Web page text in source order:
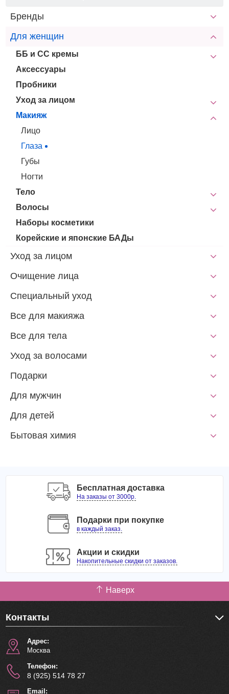
Бренды
Для женщин
ББ и СС кремы
Аксессуары
Пробники
Уход за лицом
Макияж
Лицо
Глаза
Губы
Ногти
Тело
Волосы
Наборы косметики
Корейские и японские БАДы
Уход за лицом
Очищение лица
Специальный уход
Все для макияжа
Все для тела
Уход за волосами
Подарки
Для мужчин
Для детей
Бытовая химия
Бесплатная доставка
На заказы от 3000р.
Подарки при покупке
в каждый заказ.
Акции и скидки
Накопительные скидки от заказов.
Наверх
Контакты
Адрес:
Москва
Телефон:
8 (925) 514 78 27
Email: